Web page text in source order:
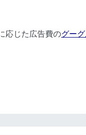
応じた広告費のグー